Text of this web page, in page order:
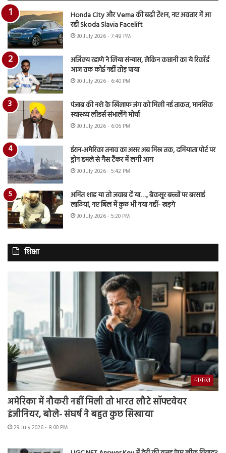
Honda City और Verna की बढ़ी टेंशन, नए अवतार में आ
रही Skoda Slavia Facelift
30 July 2026 - 7:48 PM
अजिंक्य रहाणे ने लिया संन्यास, लेकिन कप्तानी का ये रिकॉर्ड
आज तक कोई नहीं तोड़ पाया
30 July 2026 - 6:40 PM
पंजाब की नशे के खिलाफ जंग को मिली नई ताकत, मानसिक
स्वास्थ्य लीडर्स संभालेंगे मोर्चा
30 July 2026 - 6:06 PM
ईरान-अमेरिका तनाव का असर अब मिस्र तक, दमियाता पोर्ट पर
ड्रोन हमले से गैस टैंकर में लगी आग
30 July 2026 - 5:42 PM
अमित शाह या तो जवाब दें या…., बेकसूर बच्चों पर बरसाई
लाठियां, नए बिल में कुछ भी नया नहीं- खड़गे
30 July 2026 - 5:20 PM
शिक्षा
वायरल
अमेरिका में नौकरी नहीं मिली तो भारत लौटे सॉफ्टवेयर
इंजीनियर, बोले- संघर्ष ने बहुत कुछ सिखाया
29 July 2026 - 8:00 PM